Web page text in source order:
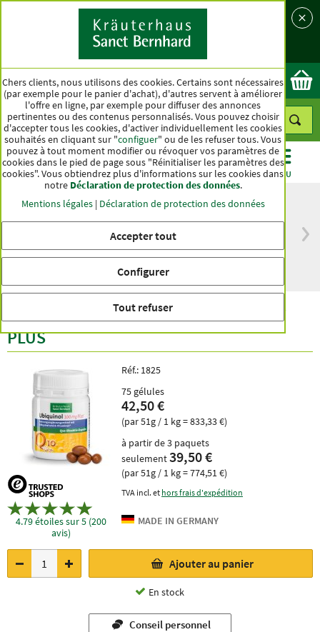
Pays
Ok
CATÉGORIES OFFRES BEST-SELLER MENU
Livraison gratuite
à partir de 50 €
pour l'Allemagne
gamme depuis
Ubiquinol 100 mg Gélules Q10 bioactif
PLUS
4.79 étoiles sur 5 (200
avis)
Réf.: 1825
75 gélules
42,50 €
(par 51g / 1 kg = 833,33 €)
à partir de 3 paquets
seulement39,50 €
(par 51g / 1 kg = 774,51 €)
TVA incl. et hors frais d'expédition
Ajouter au panier
En stock
Conseil personnel
Chers clients, nous utilisons des cookies. Certains sont nécessaires
(par exemple pour le panier d'achat), d'autres servent à améliorer
l'offre en ligne, par exemple pour diffuser des annonces
pertinentes ou des contenus personnalisés. Vous pouvez choisir
d'accepter tous les cookies, d'activer individuellement les cookies
souhaités en cliquant sur "configuer" ou de les refuser tous. Vous
pouvez à tout moment modifier ou révoquer vos paramètres de
cookies dans le pied de page sous "Réinitialiser les paramètres des
cookies". Vous obtiendrez plus d'informations sur les cookies dans
notre Déclaration de protection des données.
Mentions légales| Déclaration de protection des données
Accepter tout
Configurer
Tout refuser